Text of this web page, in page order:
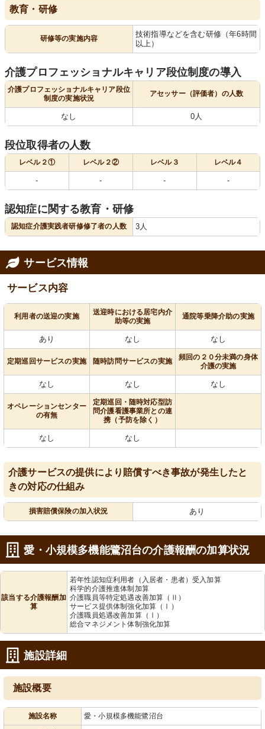
教育・研修
研修等の実施内容
技術指導などを含む研修（年6時間
以上）
介護プロフェッショナルキャリア段位制度の導入
介護プロフェッショナルキャリア段位
制度の実施状況
アセッサー（評価者）の人数
なし 0人
段位取得者の人数
レベル２① レベル２② レベル３ レベル４
- - - -
認知症に関する教育・研修
認知症介護実践者研修修了者の人数 3人
サービス情報
サービス内容
利用者の送迎の実施
送迎時における居宅内介
助等の実施
通院等乗降介助の実施
あり なし なし
定期巡回サービスの実施 随時訪問サービスの実施
頻回の２０分未満の身体
介護の実施
なし なし なし
オペレーションセンター
の有無
定期巡回・随時対応型訪
問介護看護事業所との連
携（予防を除く）
なし なし
介護サービスの提供により賠償すべき事故が発生したと
きの対応の仕組み
損害賠償保険の加入状況 あり
愛・小規模多機能鷺沼台の介護報酬の加算状況
該当する介護報酬加
算
若年性認知症利用者（入居者・患者）受入加算
科学的介護推進体制加算
介護職員等特定処遇改善加算（Ⅱ）
サービス提供体制強化加算（Ⅰ）
介護職員処遇改善加算（Ⅰ）
総合マネジメント体制強化加算
施設詳細
施設概要
施設名称 愛・小規模多機能鷺沼台